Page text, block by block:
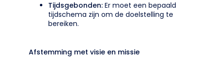
Tijdsgebonden: Er moet een bepaald
tijdschema zijn om de doelstelling te
bereiken.
Afstemming met visie en missie